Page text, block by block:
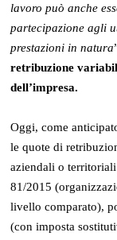
lavoro può anche
partecipazione agli
prestazioni in natura
retribuzione
dell’impresa.
Oggi, come
le quote di
aziendali o
81/2015
livello comparato),
(con imposta